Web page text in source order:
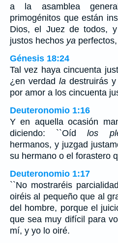
a la asamblea
primogénitos que están
Dios, el Juez de todos,
justos hechos ya perfectos,
Génesis 18:24
Tal vez haya cincuenta
¿en verdad ladestruirás y
por amor a los cincuenta
Deuteronomio 1:16
Y en aquella ocasión
diciendo: ``Oídlos
hermanos, y juzgad
su hermano o el forastero
Deuteronomio 1:17
``No mostraréis
oiréis al pequeño que al
del hombre, porque el
que sea muy difícil para
mí, y yo lo oiré.